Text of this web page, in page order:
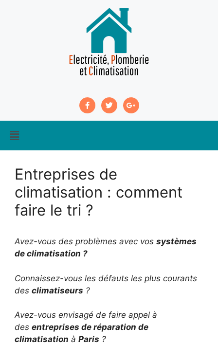
Entreprises de
climatisation : comment
faire le tri ?
Avez-vous des problèmes avec vos systèmes
de climatisation ?
Connaissez-vous les défauts les plus courants
des climatiseurs ?
Avez-vous envisagé de faire appel à
des entreprises de réparation de
climatisation à Paris ?